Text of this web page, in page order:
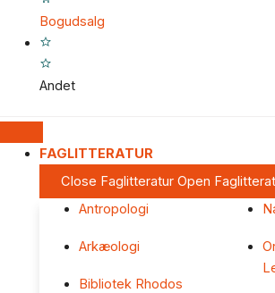
Bogudsalg
Andet
FAGLITTERATUR
Close Faglitteratur Open
Antropologi
Arkæologi
Bibliotek Rhodos